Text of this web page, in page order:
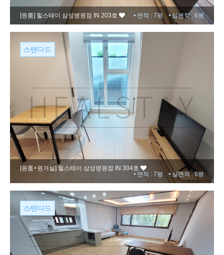
[원룸] 힐스테이 삼성병원점 IN 203호 면적 : 7평 실면적 : 6평
스탠다드
[원룸+원거실] 힐스테이 삼성병원점 IN 304호
면적 : 7평
실면적 : 6평
스탠다드